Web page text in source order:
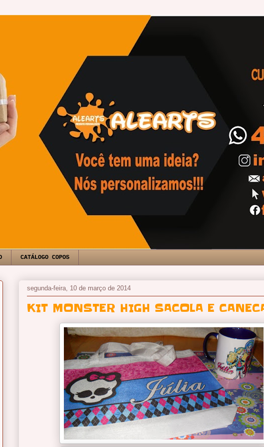
CATÁLOGO COPOS
segunda-feira, 10 de março de 2014
KIT MONSTER HIGH SACOLA E